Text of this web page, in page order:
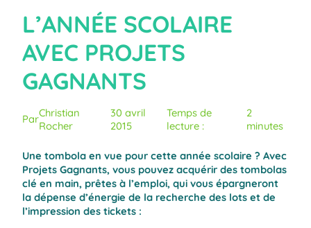
L’ANNÉE SCOLAIRE
AVEC PROJETS
GAGNANTS
ParChristian
Rocher
30 avril
2015
Temps de
lecture :
2
minutes
Une tombola en vue pour cette année scolaire ? Avec
Projets Gagnants, vous pouvez acquérir des tombolas
clé en main, prêtes à l’emploi, qui vous épargneront
la dépense d’énergie de la recherche des lots et de
l’impression des tickets :